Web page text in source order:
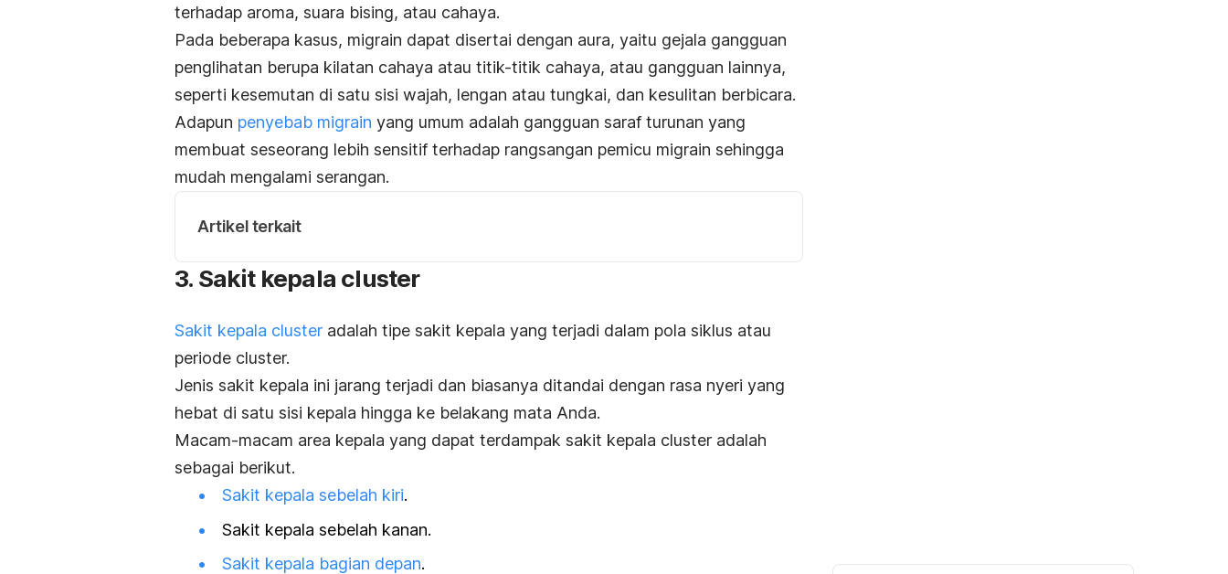
terhadap aroma, suara bising, atau cahaya.
Pada beberapa kasus, migrain dapat disertai dengan aura, yaitu gejala gangguan
penglihatan berupa kilatan cahaya atau titik-titik cahaya, atau gangguan lainnya,
seperti kesemutan di satu sisi wajah, lengan atau tungkai, dan kesulitan berbicara.
Adapun penyebab migrain yang umum adalah gangguan saraf turunan yang
membuat seseorang lebih sensitif terhadap rangsangan pemicu migrain sehingga
mudah mengalami serangan.
Artikel terkait
3. Sakit kepala cluster
Sakit kepala cluster adalah tipe sakit kepala yang terjadi dalam pola siklus atau
periode cluster.
Jenis sakit kepala ini jarang terjadi dan biasanya ditandai dengan rasa nyeri yang
hebat di satu sisi kepala hingga ke belakang mata Anda.
Macam-macam area kepala yang dapat terdampak sakit kepala cluster adalah
sebagai berikut.
Sakit kepala sebelah kiri.
Sakit kepala sebelah kanan.
Sakit kepala bagian depan.